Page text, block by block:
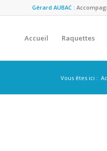
Gérard AUBAC :
Accueil Raquettes
Vous êtes ici :